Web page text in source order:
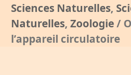
Sciences Naturelles,
Naturelles,Zoologie/
l’appareil circulatoire